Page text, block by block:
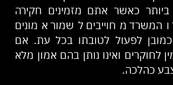
ביותר כאשר אתם מזמינים חקירה
מחוייבים לשמור אמונים
לפעול לטובתו בכל עת. אם
לחוקרים ואינו נותן בהם אמון מלא
כהלכה.